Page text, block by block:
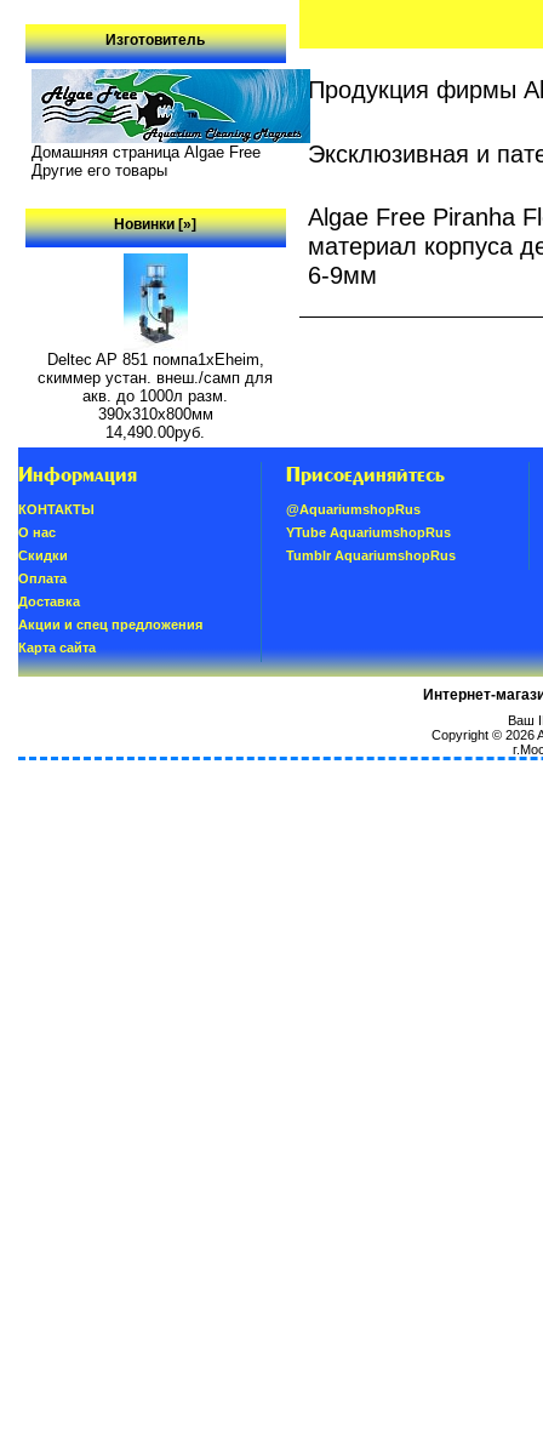
Изготовитель
Домашняя страница Algae Free
Другие его товары
Новинки [»]
Deltec AP 851 помпа1xEheim,
скиммер устан. внеш./самп для
акв. до 1000л разм.
390х310х800мм
14,490.00руб.
Продукция фирмы
Эксклюзивная и
Algae Free Piranha
материал корпуса
6-9мм
Информация
КОНТАКТЫ
О нас
Скидки
Oплатa
Доставка
Акции и спец предложения
Карта сайта
Присоединяйтесь
@AquariumshopRus
YTube AquariumshopRus
Tumblr AquariumshopRus
Интернет-
Ваш
Copyright © 2026